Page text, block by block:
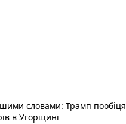
:
словами: Трамп
в Угорщині